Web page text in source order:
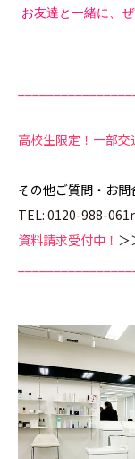
お友達と一緒に、
高校生限定！一部
その他ご質問・お問
TEL: 0120-988-
資料請求受付中！ ＞